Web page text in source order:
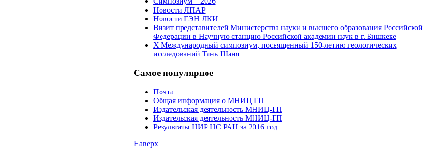
Новости ЛПАР
Новости ГЭН ЛКИ
Визит представителей Министерства науки и высшего образования Российской
Федерации в Научную станцию Российской академии наук в г. Бишкеке
X Международный симпозиум, посвященный 150-летию геологических
исследований Тянь-Шаня
Самоепопулярное
Почта
Общая информация о МНИЦ ГП
Издательская деятельность МНИЦ-ГП
Издательская деятельность МНИЦ-ГП
Результаты НИР НС РАН за 2016 год
Наверх